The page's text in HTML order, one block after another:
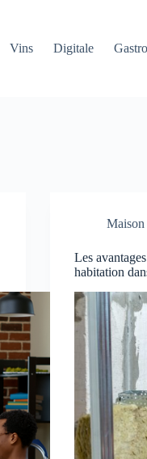
Vins Digitale
Maison
Les
habitation